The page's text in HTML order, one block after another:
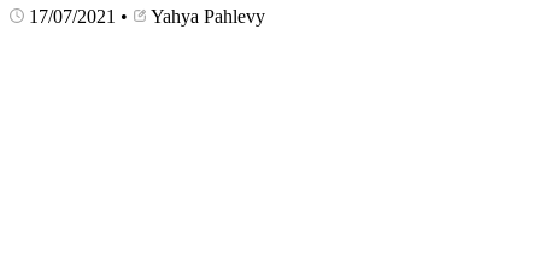
17/07/2021 • Yahya Pahlevy